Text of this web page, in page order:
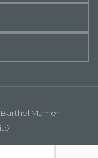
Barthel Mamer